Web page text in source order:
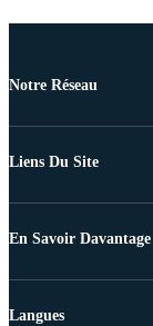
Notre Réseau
Liens Du Site
En Savoir Davantage
Langues